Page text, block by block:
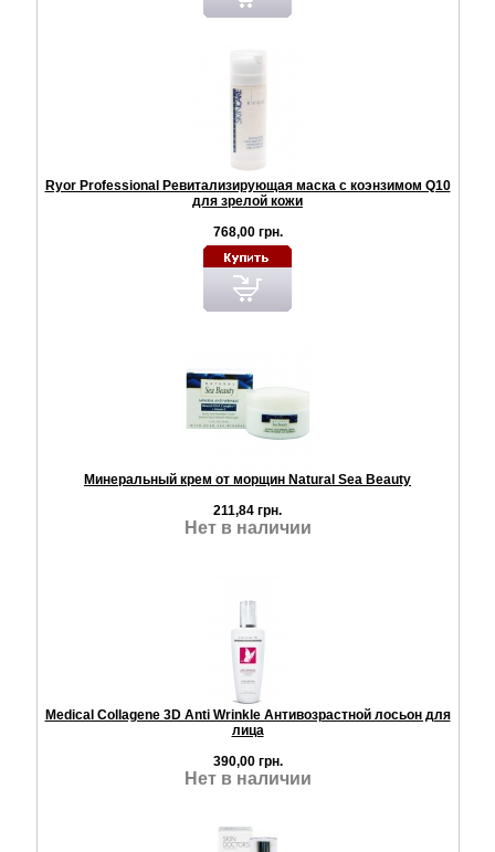
Ryor Professional Ревитализирующая маска с коэнзимом Q10
для зрелой кожи
768,00 грн.
Минеральный крем от морщин Natural Sea Beauty
211,84 грн.
Нет в наличии
Medical Collagene 3D Anti Wrinkle Антивозрастной лосьон для
лица
390,00 грн.
Нет в наличии